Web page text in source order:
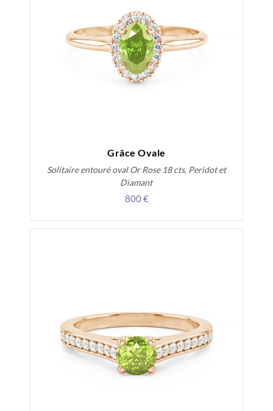
Grâce Ovale
Solitaire entouré oval Or Rose 18 cts, Peridot et
Diamant
800 €